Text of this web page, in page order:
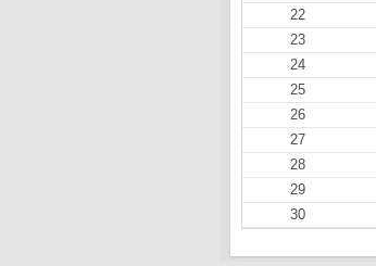
22
23
24
25
26
27
28
29
30